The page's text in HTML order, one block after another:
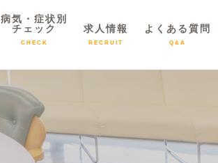
病気・症状別
チェック
CHECK
求人情報
RECRUIT
よくある質問
Q&A